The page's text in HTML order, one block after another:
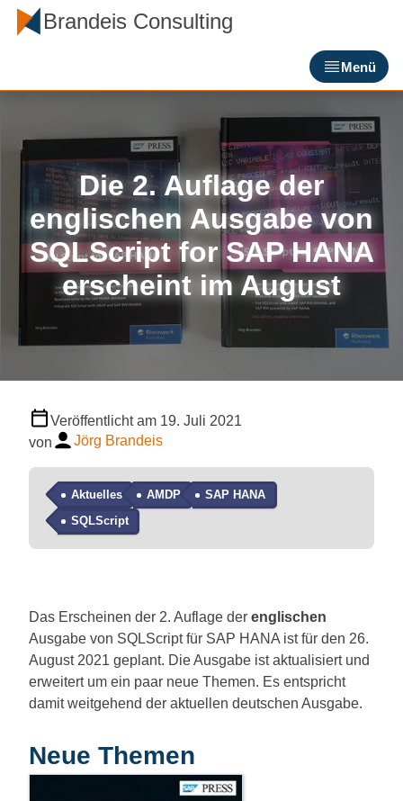
Brandeis Consulting
Menü
Die 2. Auflage der
englischen Ausgabe von
SQLScript for SAP HANA
erscheint im August
Veröffentlicht am 19. Juli 2021
von
Jörg Brandeis
Aktuelles AMDP
SAP HANA
SQLScript
Das Erscheinen der 2. Auflage der englischen
Ausgabe von SQLScript für SAP HANA ist für den 26.
August 2021 geplant. Die Ausgabe ist aktualisiert und
erweitert um ein paar neue Themen. Es entspricht
damit weitgehend der aktuellen deutschen Ausgabe.
Neue Themen